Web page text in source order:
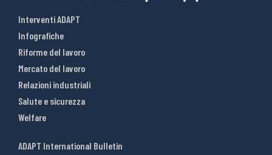
Interventi ADAPT
Infografiche
Riforme del lavoro
Mercato del lavoro
Relazioni industriali
Salute e sicurezza
Welfare
ADAPT International Bulletin